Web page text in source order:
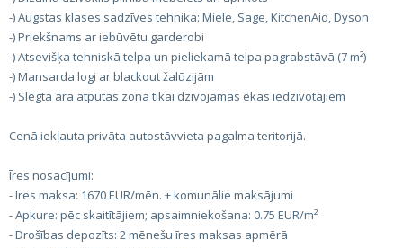
-) Augstas klases sadzīves tehnika: Miele, Sage, KitchenAid, Dyson
-) Priekšnams ar iebūvētu garderobi
-) Atsevišķa tehniskā telpa un pieliekamā telpa pagrabstāvā (7 m²)
-) Mansarda logi ar blackout žalūzijām
-) Slēgta āra atpūtas zona tikai dzīvojamās ēkas iedzīvotājiem
Cenā iekļauta privāta autostāvvieta pagalma teritorijā.
Īres nosacījumi:
- Īres maksa: 1670 EUR/mēn. + komunālie maksājumi
- Apkure: pēc skaitītājiem; apsaimniekošana: 0.75 EUR/m²
- Drošības depozīts: 2 mēnešu īres maksas apmērā